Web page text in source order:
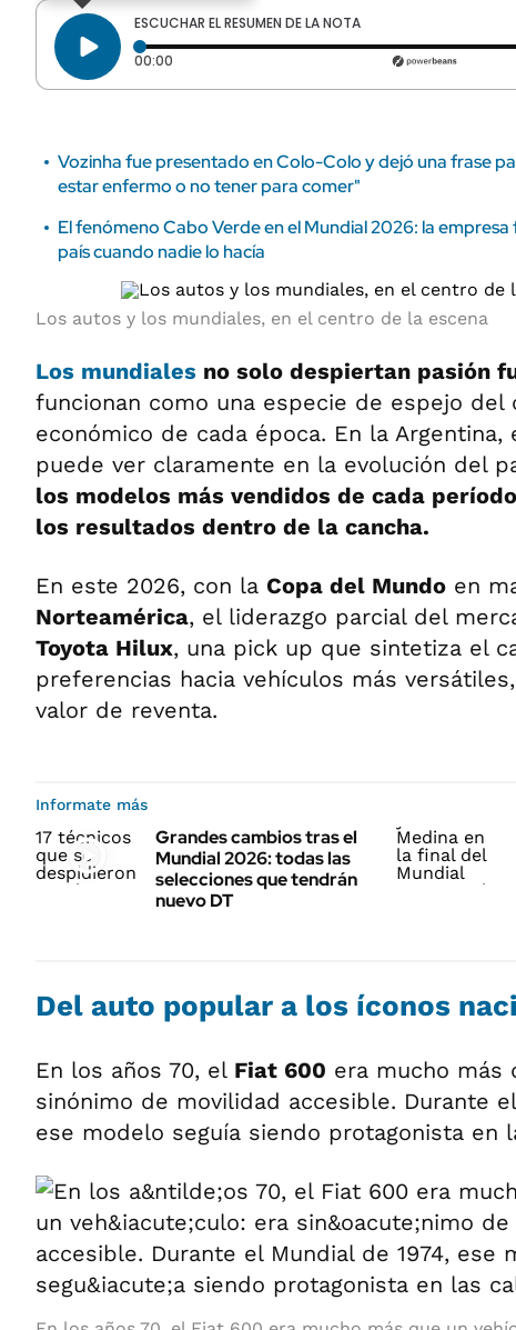
ESCUCHAR EL RESUMEN DE LA NOTA
00:00 Tiempo transcurrido: 0 segundos
Vozinha fue presentado en Colo-Colo y dejó una frase
estar enfermo o no tener para comer"
El fenómeno Cabo Verde en el Mundial 2026: la
país cuando nadie lo hacía
Los autos y los mundiales, en el centro de la escena
Los mundiales no solo despiertan pasión
funcionan como una especie de espejo del
económico de cada época. En la Argentina,
puede ver claramente en la evolución del
los modelos más vendidos de cada
los resultados dentro de la cancha.
En este 2026, con la Copa del Mundo en
Norteamérica, el liderazgo parcial del
Toyota Hilux, una pick up que sintetiza el
preferencias hacia vehículos más
valor de reventa.
Informate más
Grandes cambios tras el
Mundial 2026: todas las
selecciones que tendrán
nuevo DT
Del auto popular a los íconos
En los años 70, el Fiat 600 era mucho más
sinónimo de movilidad accesible. Durante
ese modelo seguía siendo protagonista en